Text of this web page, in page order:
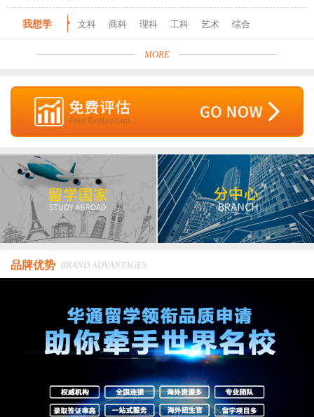
我想学 文科 商科 理科 工科 艺术 综合
MORE
品牌优势 BRAND ADVANTAGES